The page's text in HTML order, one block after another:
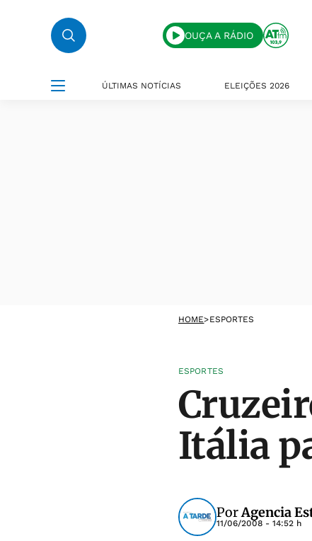
OUÇA A RÁDIO
ÚLTIMAS NOTÍCIAS ELEIÇÕES 2026
HOME>ESPORTES
ESPORTES
Itália
PorAgencia
11/06/2008 - 14:52 h